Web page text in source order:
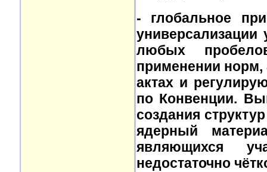
- глобальное
универсализации
любых
применении норм,
актах и
по Конвенции.
создания
ядерный
являющихся
недостаточно